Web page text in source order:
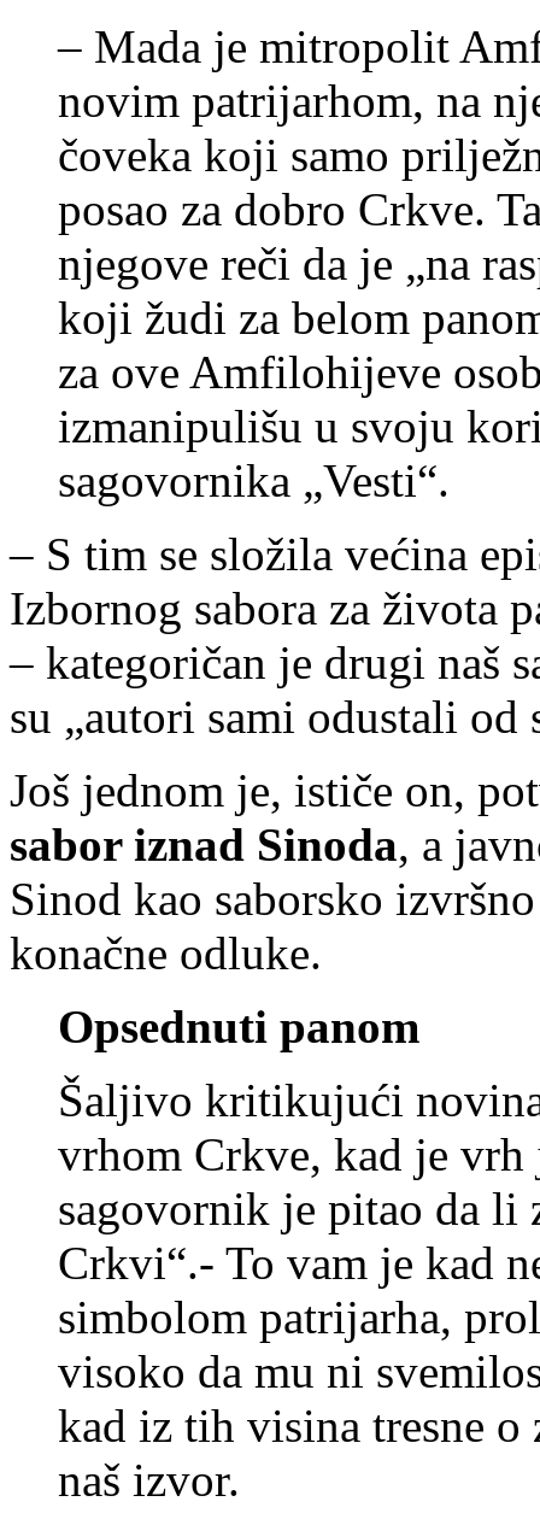
– Mada je mitropolit
novim patrijarhom, na
čoveka koji samo
posao za dobro Crkve.
njegove reči da je „na
koji žudi za belom
za ove Amfilohijeve
izmanipulišu u svoju
sagovornika „Vesti“.
– S tim se složila većina
Izbornog sabora za života
– kategoričan je drugi naš
su „autori sami odustali od
Još jednom je, ističe on,
sabor iznad Sinoda, a
Sinod kao saborsko
konačne odluke.
Opsednuti panom
Šaljivo kritikujući
vrhom Crkve, kad je vrh
sagovornik je pitao da li
Crkvi“.- To vam je kad
simbolom patrijarha,
visoko da mu ni
kad iz tih visina tresne
naš izvor.